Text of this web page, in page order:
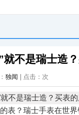
不是瑞士造
独闻 | 点击： 次
表？瑞士手表在世